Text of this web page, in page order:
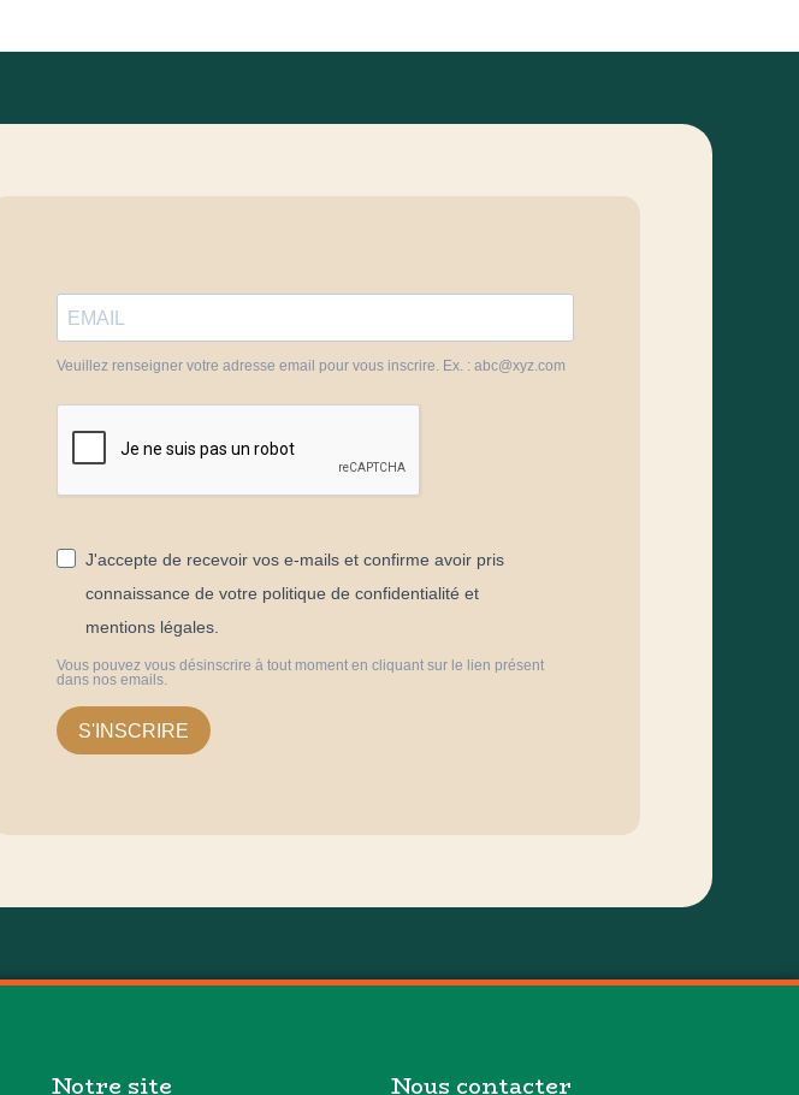
Veuillez renseigner votre adresse email pour vous inscrire. Ex. : abc@xyz.com
J'accepte de recevoir vos e-mails et confirme avoir pris
connaissance de votre politique de confidentialité et
mentions légales.
Vous pouvez vous désinscrire à tout moment en cliquant sur le lien présent
dans nos emails.
S'INSCRIRE
Notre site Nous contacter